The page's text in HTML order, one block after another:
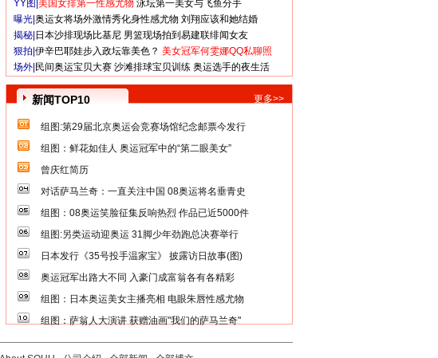
YY图| 美国女排第一性感尤物 泳坛第一美女与飞鱼分手
曝光| 奥运女将场外激情秀化身性感尤物 刘翔应该和她结婚
揭秘| 日本沙排现场比基尼 男篮现场拍到易建联绯闻女友
狠拍| 伊辛巴耶娃步入政坛靠美色？ 美女冠军何雯娜QQ私聊照
场外| 民间奥运宝贝大赛 沙滩排球宝贝训练 奥运选手的夜生活
新闻TOP10 更多>>
组图:第29届北京奥运会竞赛场馆纪念邮票今发行
组图：鲜花如佳人 奥运冠军中的“第二眼美女”
曾庆红简历
对话萨马兰奇：一直关注中国 08奥运将名垂青史
组图：08奥运笑脸征集反响热烈 作品已近5000件
组图:另类运动迎奥运 31脚少年劲跑总决赛举行
日本发行《35号投手温家宝》 披露访日故事(图)
奥运冠军出路大不同 入豪门成富翁各有各精彩
组图：日本奥运美女主播亮相 电眼朱唇性感尤物
组图：萨翁人大演讲 获赠油画"我们的萨马兰奇"